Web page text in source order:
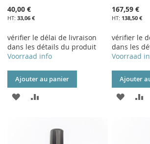
40,00 €
33,06 €
vérifier le délai de livraison
dans les détails du produit
Voorraad info
Ajouter au panier
AJOUTER
COMPARATEUR
167,59 €
138,50 €
vérifier le
dans les
Voorraad
Ajouter